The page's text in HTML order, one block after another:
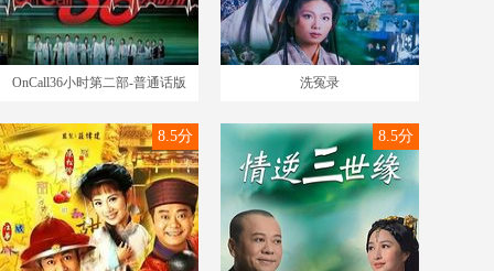
OnCall36小时第二部-普通话版 洗冤录
8.5分 8.5分